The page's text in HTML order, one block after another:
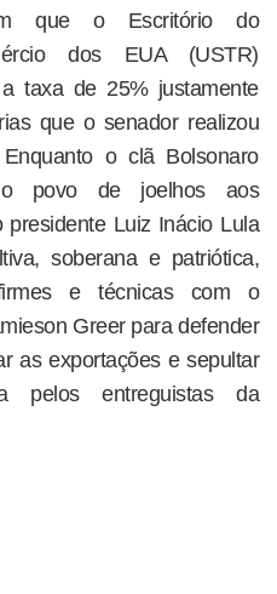
que o Escritório do
dos EUA (USTR)
taxa de 25% justamente
que o senador realizou
o clã Bolsonaro
povo de joelhos aos
Luiz Inácio Lula
soberana e patriótica,
e técnicas com o
Greer para defender
as exportações e sepultar
pelos entreguistas da